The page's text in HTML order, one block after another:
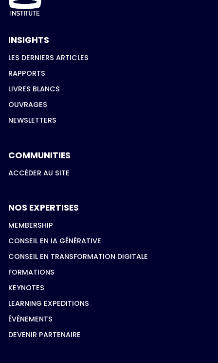
INSIGHTS
LES DERNIERS ARTICLES
RAPPORTS
LIVRES BLANCS
OUVRAGES
NEWSLETTERS
COMMUNITIES
ACCÉDER AU SITE
NOS EXPERTISES
MEMBERSHIP
CONSEIL EN IA GÉNÉRATIVE
CONSEIL EN TRANSFORMATION DIGITALE
FORMATIONS
KEYNOTES
LEARNING EXPEDITIONS
ÉVÉNEMENTS
DEVENIR PARTENAIRE